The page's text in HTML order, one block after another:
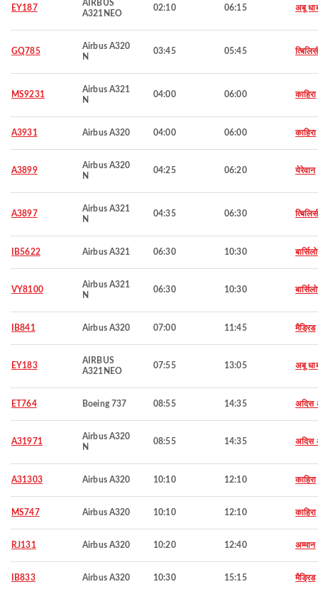
EY187
AIRBUS
A321NEO
02:10 06:15 अबू
GQ785
Airbus A320
N
03:45 05:45
MS9231
Airbus A321
N
04:00 06:00 काहिरा
A3931 Airbus A320 04:00 06:00 काहिरा
A3899
Airbus A320
N
04:25 06:20 येरेवान
A3897
Airbus A321
N
04:35 06:30
IB5622 Airbus A321 06:30 10:30
VY8100
Airbus A321
N
06:30 10:30
IB841 Airbus A320 07:00 11:45 मैड्रिड
EY183
AIRBUS
A321NEO
07:55 13:05 अबू
ET764 Boeing 737 08:55 14:35 अदिस
A31971
Airbus A320
N
08:55 14:35 अदिस
A31303 Airbus A320 10:10 12:10 काहिरा
MS747 Airbus A320 10:10 12:10 काहिरा
RJ131 Airbus A320 10:20 12:40 अम्मान
IB833 Airbus A320 10:30 15:15 मैड्रिड